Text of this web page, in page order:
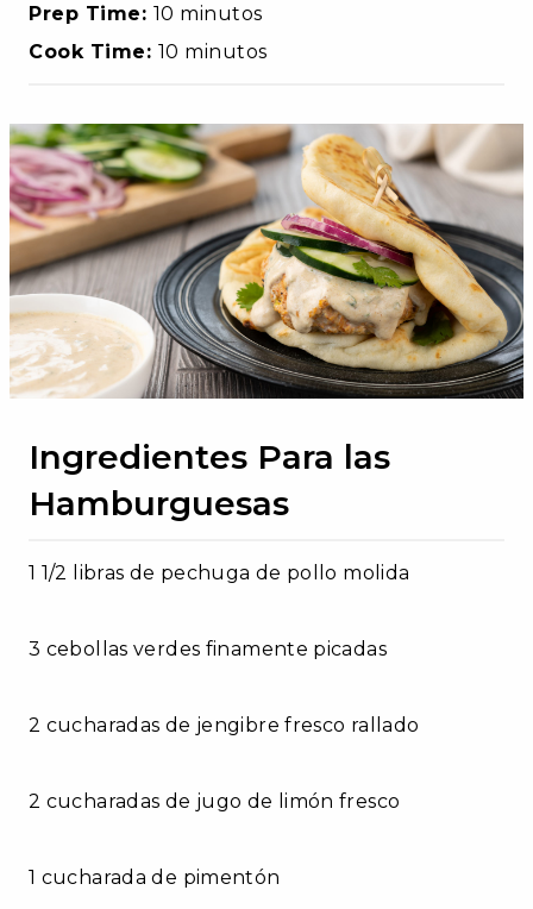
Prep Time: 10 minutos
Cook Time: 10 minutos
Ingredientes Para las
Hamburguesas
1 1/2 libras de pechuga de pollo molida
3 cebollas verdes finamente picadas
2 cucharadas de jengibre fresco rallado
2 cucharadas de jugo de limón fresco
1 cucharada de pimentón